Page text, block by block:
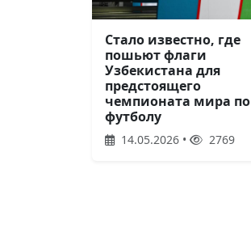
Стало известно, где
пошьют флаги
Узбекистана для
предстоящего
чемпионата мира по
футболу
14.05.2026 • 2769